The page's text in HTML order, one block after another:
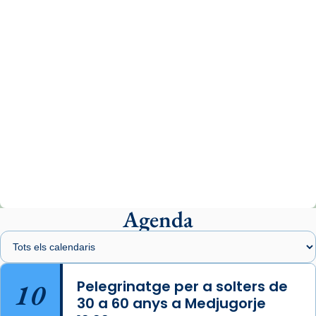
presidit aquest 27 de juliol la missa de Les
Santes de Mataró.
🔗
📸 J. Merino
Photo
Agenda
10
Pelegrinatge per a solters de
30 a 60 anys a Medjugorje